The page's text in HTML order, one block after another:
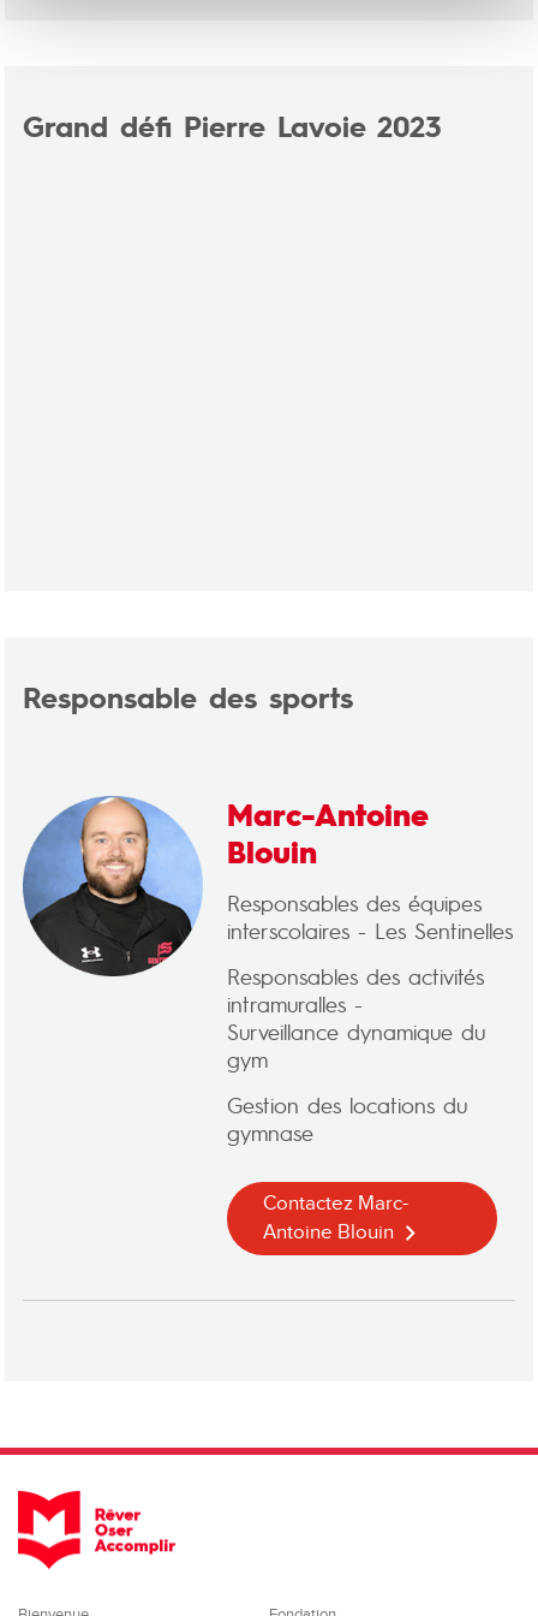
Responsable des sports
Marc-Antoine
Blouin
Responsables des équipes
interscolaires - Les Sentinelles
Responsables des activités
intramuralles -
Surveillance dynamique du
gym
Gestion des locations du
gymnase
Contactez Marc-
Antoine Blouin
Grand défi Pierre Lavoie 2023